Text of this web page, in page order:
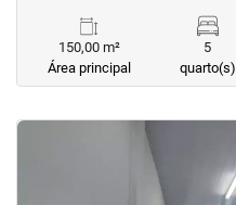
150,00 m²
Área principal
5
quarto(s)
<